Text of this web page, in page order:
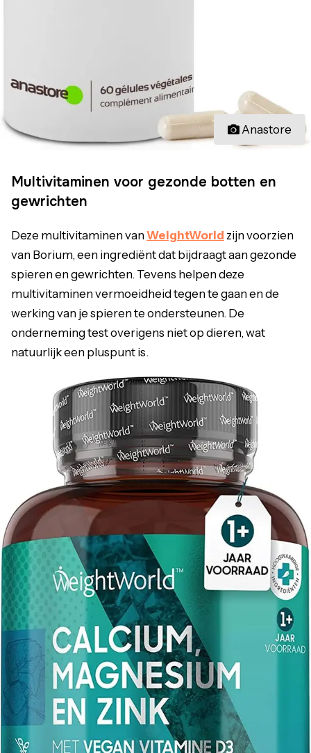
Anastore
Multivitaminen voor gezonde botten en
gewrichten
Deze multivitaminen vanWeightWorld zijn voorzien
van Borium, een ingrediënt dat bijdraagt aan gezonde
spieren en gewrichten. Tevens helpen deze
multivitaminen vermoeidheid tegen te gaan en de
werking van je spieren te ondersteunen. De
onderneming test overigens niet op dieren, wat
natuurlijk een pluspunt is.